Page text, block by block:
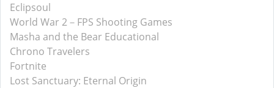
Eclipsoul
World War 2－FPS Shooting Games
Masha and the Bear Educational
Chrono Travelers
Fortnite
Lost Sanctuary: Eternal Origin